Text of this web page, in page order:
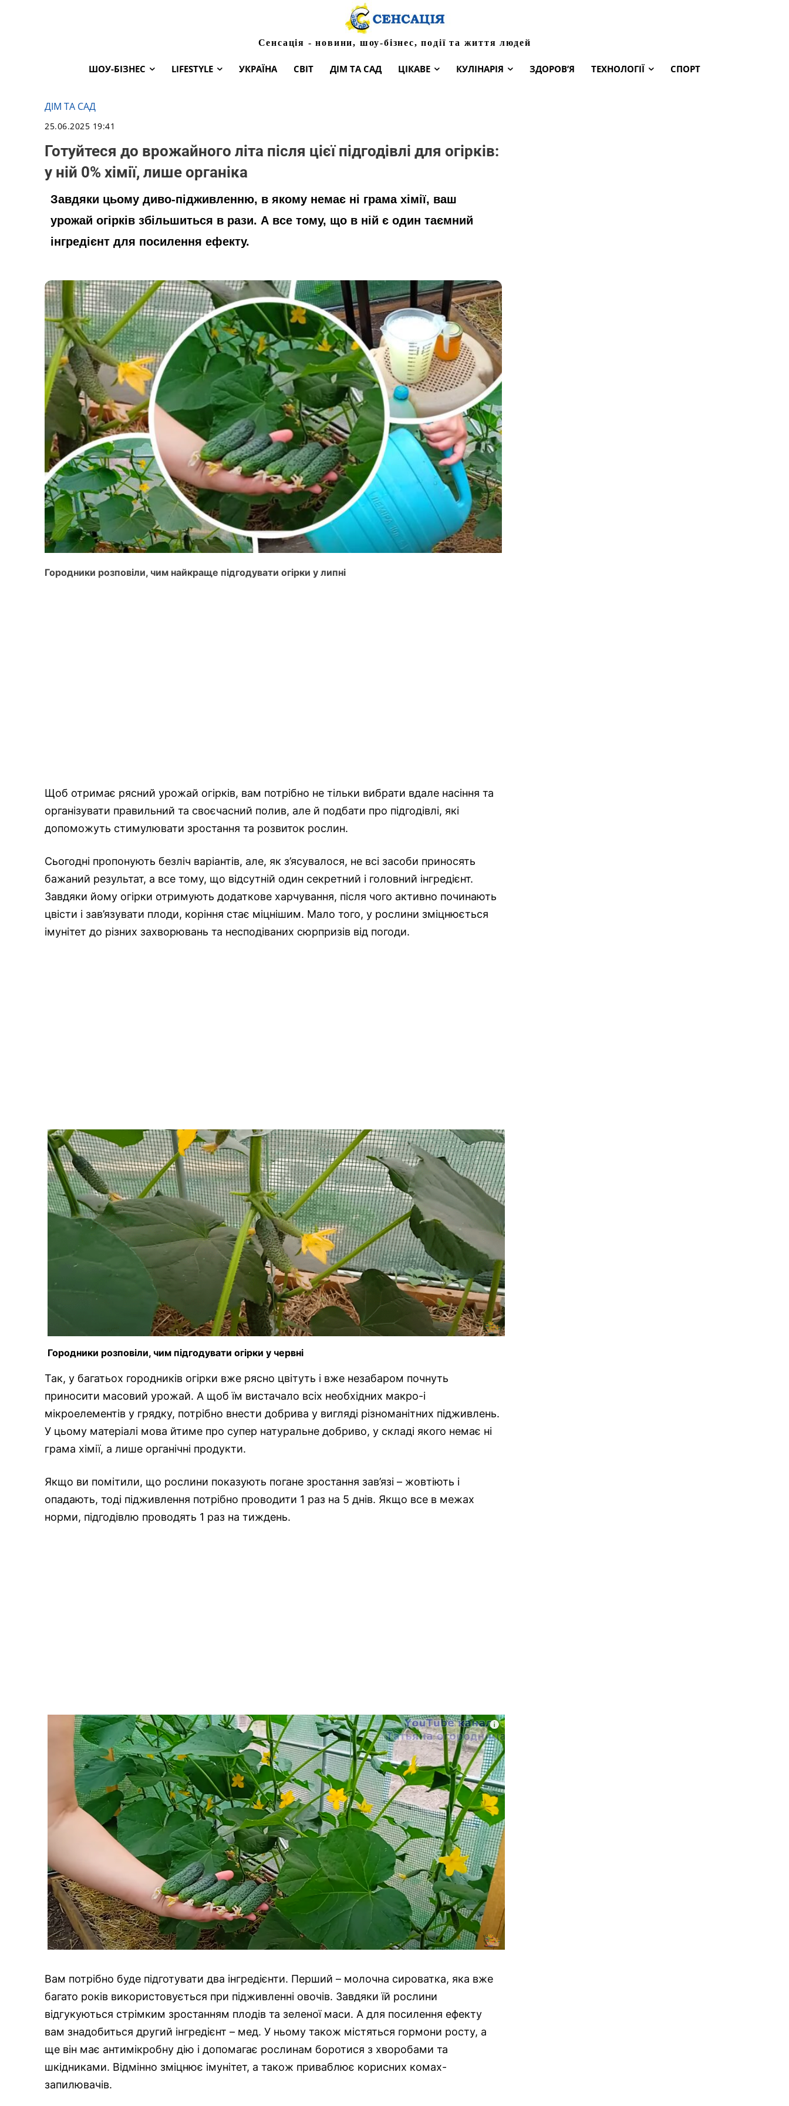
Сенсація - новини, шоу-бізнес, події та життя людей
ШОУ-БІЗНЕС LIFESTYLE УКРАЇНА СВІТ ДІМ ТА САД ЦІКАВЕ КУЛІНАРІЯ ЗДОРОВ’Я ТЕХНОЛОГІЇ СПОРТ
ДІМ ТА САД
25.06.2025 19:41
Готуйтеся до врожайного літа після цієї підгодівлі для огірків:
у ній 0% хімії, лише органіка
Завдяки цьому диво-підживленню, в якому немає ні грама хімії, ваш
урожай огірків збільшиться в рази. А все тому, що в ній є один таємний
інгредієнт для посилення ефекту.
Городники розповіли, чим найкраще підгодувати огірки у липні
Щоб отримає рясний урожай огірків, вам потрібно не тільки вибрати вдале насіння та
організувати правильний та своєчасний полив, але й подбати про підгодівлі, які
допоможуть стимулювати зростання та розвиток рослин.
Сьогодні пропонують безліч варіантів, але, як з’ясувалося, не всі засоби приносять
бажаний результат, а все тому, що відсутній один секретний і головний інгредієнт.
Завдяки йому огірки отримують додаткове харчування, після чого активно починають
цвісти і зав’язувати плоди, коріння стає міцнішим. Мало того, у рослини зміцнюється
імунітет до різних захворювань та несподіваних сюрпризів від погоди.
Городники розповіли, чим підгодувати огірки у червні
Так, у багатьох городників огірки вже рясно цвітуть і вже незабаром почнуть
приносити масовий урожай. А щоб їм вистачало всіх необхідних макро-і
мікроелементів у грядку, потрібно внести добрива у вигляді різноманітних підживлень.
У цьому матеріалі мова йтиме про супер натуральне добриво, у складі якого немає ні
грама хімії, а лише органічні продукти.
Якщо ви помітили, що рослини показують погане зростання зав’язі – жовтіють і
опадають, тоді підживлення потрібно проводити 1 раз на 5 днів. Якщо все в межах
норми, підгодівлю проводять 1 раз на тиждень.
Вам потрібно буде підготувати два інгредієнти. Перший – молочна сироватка, яка вже
багато років використовується при підживленні овочів. Завдяки їй рослини
відгукуються стрімким зростанням плодів та зеленої маси. А для посилення ефекту
вам знадобиться другий інгредієнт – мед. У ньому також містяться гормони росту, а
ще він має антимікробну дію і допомагає рослинам боротися з хворобами та
шкідниками. Відмінно зміцнює імунітет, а також приваблює корисних комах-
запилювачів.